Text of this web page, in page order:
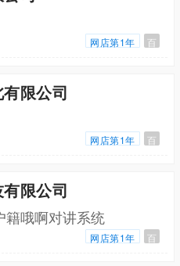
网店第1年 百
限公司
网店第1年 百
限公司
籍哦啊对讲系统
网店第1年 百